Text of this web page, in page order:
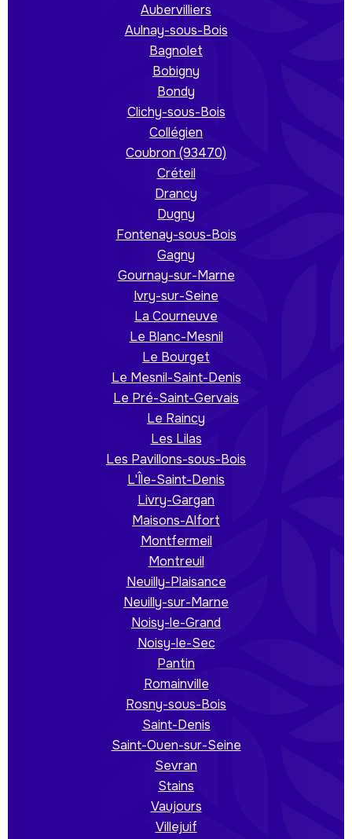
Aubervilliers
Aulnay-sous-Bois
Bagnolet
Bobigny
Bondy
Clichy-sous-Bois
Collégien
Coubron (93470)
Créteil
Drancy
Dugny
Fontenay-sous-Bois
Gagny
Gournay-sur-Marne
Ivry-sur-Seine
La Courneuve
Le Blanc-Mesnil
Le Bourget
Le Mesnil-Saint-Denis
Le Pré-Saint-Gervais
Le Raincy
Les Lilas
Les Pavillons-sous-Bois
L'Île-Saint-Denis
Livry-Gargan
Maisons-Alfort
Montfermeil
Montreuil
Neuilly-Plaisance
Neuilly-sur-Marne
Noisy-le-Grand
Noisy-le-Sec
Pantin
Romainville
Rosny-sous-Bois
Saint-Denis
Saint-Ouen-sur-Seine
Sevran
Stains
Vaujours
Villejuif